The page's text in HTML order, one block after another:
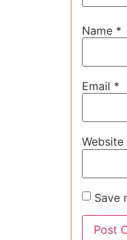
Name *
Email *
Website
Save